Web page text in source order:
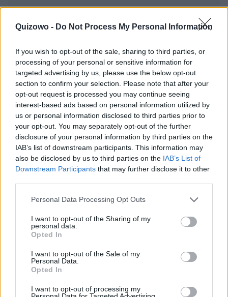
Quizowo - Do Not Process My Personal Information
If you wish to opt-out of the sale, sharing to third parties, or
processing of your personal or sensitive information for
targeted advertising by us, please use the below opt-out
section to confirm your selection. Please note that after your
opt-out request is processed you may continue seeing
interest-based ads based on personal information utilized by
us or personal information disclosed to third parties prior to
your opt-out. You may separately opt-out of the further
disclosure of your personal information by third parties on the
IAB’s list of downstream participants. This information may
also be disclosed by us to third parties on the IAB’s List of
Downstream Participants that may further disclose it to other
Personal Data Processing Opt Outs
I want to opt-out of the Sharing of my
personal data.
Opted In
I want to opt-out of the Sale of my
Personal Data.
Opted In
I want to opt-out of processing my
uszczęśliwić swoją ukochaną, rozwiąż
Rozpocznij quiz
Jedyny?
Co łączy Cię z Twoją drugą